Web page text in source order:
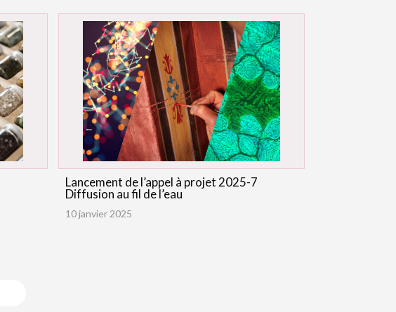
Lancement de l’appel à projet 2025-7
Diffusion au fil de l’eau
10 janvier 2025